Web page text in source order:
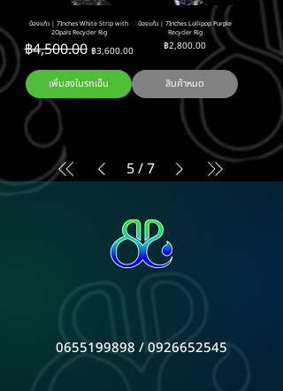
บ้องแก้ว | 7Inches White Strip with
2Opals Recycler Rig
ราคาปกติ
฿4,500.00 ราคาขายลด
฿3,600.00
เพิ่มลงในรถเข็น
บ้องแก้ว | 7Inches Lollipop Purple
Recycler Rig
ราคา
฿2,800.00
สินค้าหมด
5/7
0655199898 / 0926652545